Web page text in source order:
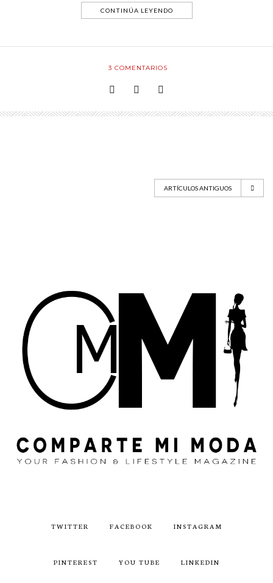
CONTINÚA LEYENDO
3 COMENTARIOS
ARTÍCULOS ANTIGUOS
TWITTER FACEBOOK INSTAGRAM
PINTEREST YOU TUBE LINKEDIN